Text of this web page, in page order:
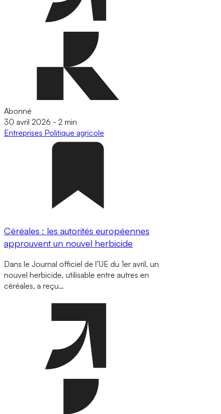
Abonné
30 avril 2026 - 2 min
Entreprises Politique agricole
Céréales : les autorités européennes
approuvent un nouvel herbicide
Dans le Journal officiel de l’UE du 1er avril, un
nouvel herbicide, utilisable entre autres en
céréales, a reçu…